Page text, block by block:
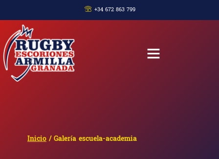
+34 672 863 799
Inicio / Galería escuela-academia